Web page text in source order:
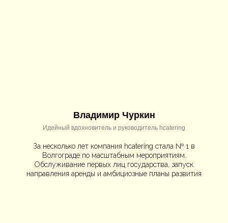
Владимир Чуркин
Идейный вдохновитель и руководитель hcatering
За несколько лет компания hcatering стала № 1 в
Волгограде по масштабным мероприятиям.
Обслуживание первых лиц государства, запуск
направления аренды и амбициозные планы развития